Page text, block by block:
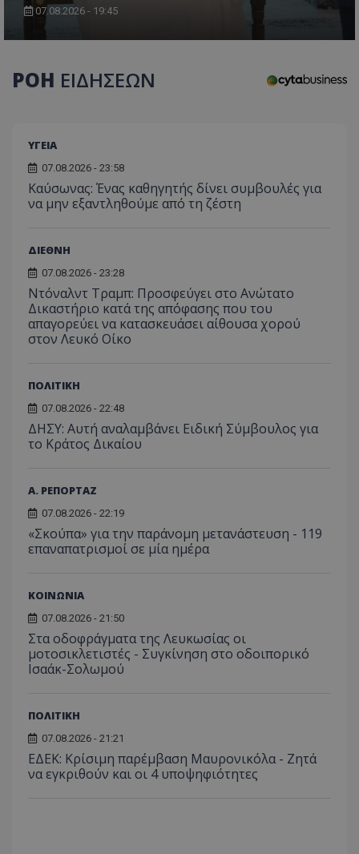
07.08.2026 - 19:45
ΡΟΗ ΕΙΔΗΣΕΩΝ
ΥΓΕΙΑ
07.08.2026 - 23:58
Kαύσωνας: Ένας καθηγητής δίνει συμβουλές για
να μην εξαντληθούμε από τη ζέστη
ΔΙΕΘΝΗ
07.08.2026 - 23:28
Ντόναλντ Τραμπ: Προσφεύγει στο Ανώτατο
Δικαστήριο κατά της απόφασης που του
απαγορεύει να κατασκευάσει αίθουσα χορού
στον Λευκό Οίκο
ΠΟΛΙΤΙΚΗ
07.08.2026 - 22:48
ΔΗΣΥ: Αυτή αναλαμβάνει Ειδική Σύμβουλος για
το Κράτος Δικαίου
Α. ΡΕΠΟΡΤΑΖ
07.08.2026 - 22:19
«Σκούπα» για την παράνομη μετανάστευση - 119
επαναπατρισμοί σε μία ημέρα
ΚΟΙΝΩΝΙΑ
07.08.2026 - 21:50
Στα οδοφράγματα της Λευκωσίας οι
μοτοσικλετιστές - Συγκίνηση στο οδοιπορικό
Ισαάκ-Σολωμού
ΠΟΛΙΤΙΚΗ
07.08.2026 - 21:21
ΕΔΕΚ: Κρίσιμη παρέμβαση Μαυρονικόλα - Ζητά
να εγκριθούν και οι 4 υποψηφιότητες
για
του